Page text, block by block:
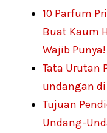
10 Parfum
Buat Kaum
Wajib Punya!
Tata Urutan
undangan
Tujuan
Undang-